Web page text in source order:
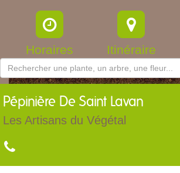
Horaires Itinéraire
Pépinière De Saint Lavan
Les Artisans du Végétal